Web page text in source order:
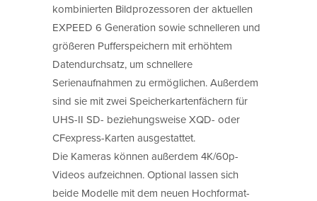
kombinierten Bildprozessoren der aktuellen
EXPEED 6 Generation sowie schnelleren und
größeren Pufferspeichern mit erhöhtem
Datendurchsatz, um schnellere
Serienaufnahmen zu ermöglichen. Außerdem
sind sie mit zwei Speicherkartenfächern für
UHS-II SD- beziehungsweise XQD- oder
CFexpress-Karten ausgestattet.
Die Kameras können außerdem 4K/60p-
Videos aufzeichnen. Optional lassen sich
beide Modelle mit dem neuen Hochformat-